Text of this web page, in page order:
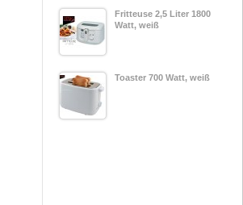
Fritteuse 2,5 Liter 1800
Watt, weiß
Toaster 700 Watt, weiß